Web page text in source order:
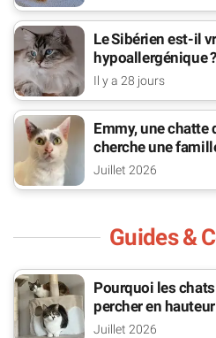
Le Sibérien est-il
hypoallergénique ?
Il y a 28 jours
Emmy, une chatte
cherche une
Juillet 2026
Guides &
Pourquoi les
percher en hauteur
Juillet 2026